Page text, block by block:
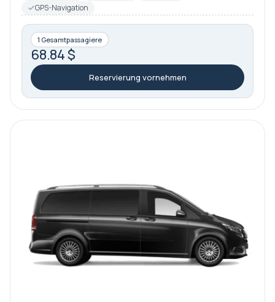
GPS-Navigation
1 Gesamtpassagiere
68.84 $
Reservierung vornehmen